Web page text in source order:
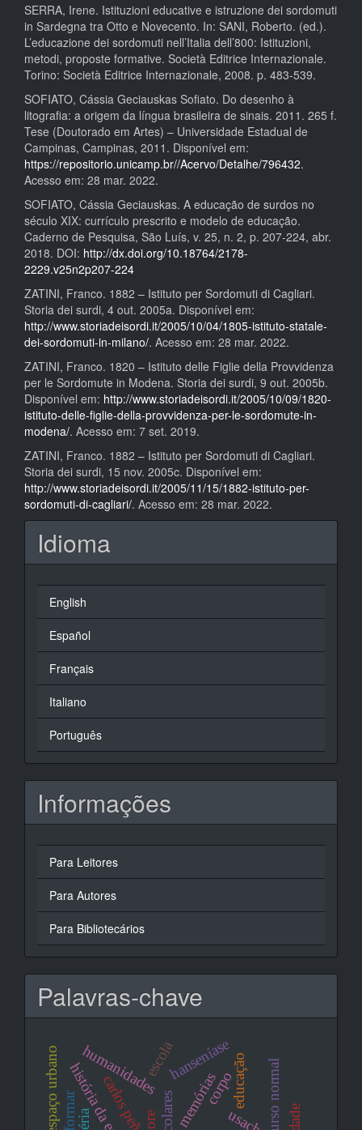
SERRA, Irene. Istituzioni educative e istruzione dei sordomuti
in Sardegna tra Otto e Novecento. In: SANI, Roberto. (ed.).
L’educazione dei sordomuti nell’Italia dell’800: Istituzioni,
metodi, proposte formative. Società Editrice Internazionale.
Torino: Società Editrice Internazionale, 2008. p. 483-539.
SOFIATO, Cássia Geciauskas Sofiato. Do desenho à
litografia: a origem da língua brasileira de sinais. 2011. 265 f.
Tese (Doutorado em Artes) – Universidade Estadual de
Campinas, Campinas, 2011. Disponível em:
https://repositorio.unicamp.br//Acervo/Detalhe/796432.
Acesso em: 28 mar. 2022.
SOFIATO, Cássia Geciauskas. A educação de surdos no
século XIX: currículo prescrito e modelo de educação.
Caderno de Pesquisa, São Luís, v. 25, n. 2, p. 207-224, abr.
2018. DOI: http://dx.doi.org/10.18764/2178-
2229.v25n2p207-224
ZATINI, Franco. 1882 – Istituto per Sordomuti di Cagliari.
Storia dei surdi, 4 out. 2005a. Disponível em:
http://www.storiadeisordi.it/2005/10/04/1805-istituto-statale-
dei-sordomuti-in-milano/. Acesso em: 28 mar. 2022.
ZATINI, Franco. 1820 – Istituto delle Figlie della Provvidenza
per le Sordomute in Modena. Storia dei surdi, 9 out. 2005b.
Disponível em: http://www.storiadeisordi.it/2005/10/09/1820-
istituto-delle-figlie-della-provvidenza-per-le-sordomute-in-
modena/. Acesso em: 7 set. 2019.
ZATINI, Franco. 1882 – Istituto per Sordomuti di Cagliari.
Storia dei surdi, 15 nov. 2005c. Disponível em:
http://www.storiadeisordi.it/2005/11/15/1882-istituto-per-
sordomuti-di-cagliari/. Acesso em: 28 mar. 2022.
Idioma
English
Español
Français
Italiano
Português
Informações
Para Leitores
Para Autores
Para Bibliotecários
Palavras-chave
memórias
carlos peña
humanidades
usach
educação
hanseníase
corpo
espaço urbano escola curso normal